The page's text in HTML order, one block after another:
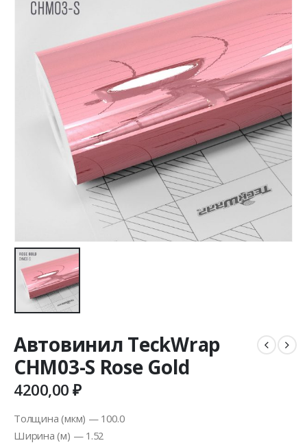
Автовинил TeckWrap
CHM03-S Rose Gold
4200,00₽
Толщина (мкм) — 100.0
Ширина (м) — 1.52